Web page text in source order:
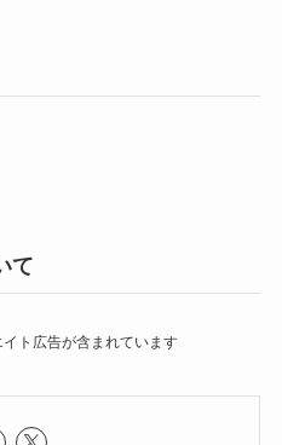
て
ト広告が含まれています